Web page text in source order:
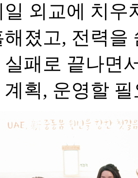
외교에 치우
졌고, 전력을
패로 끝나면
계획, 운영할